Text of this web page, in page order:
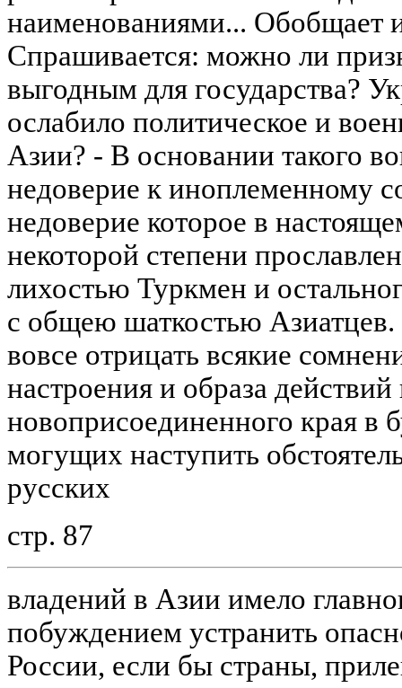
наименованиями... Обобщает
Спрашивается: можно ли
выгодным для государства?
ослабило политическое и
Азии? - В основании такого
недоверие к иноплеменному
недоверие которое в
некоторой степени
лихостью Туркмен и
с общею шаткостью
вовсе отрицать всякие
настроения и образа действий
новоприсоединенного края в
могущих наступить
русских
стр. 87
владений в Азии имело
побуждением устранить
России, если бы страны,